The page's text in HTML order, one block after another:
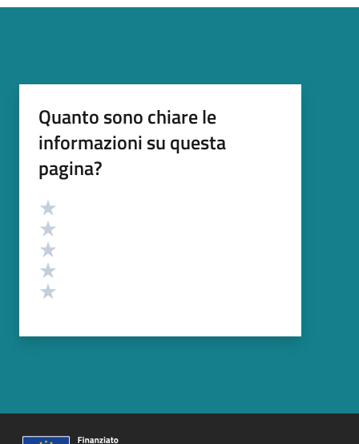
Quanto sono chiare le
informazioni su questa
pagina?
Valutazione